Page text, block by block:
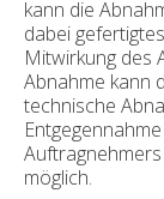
kann die
dabei
Mitwirkung des
Abnahme kann
technische
möglich.